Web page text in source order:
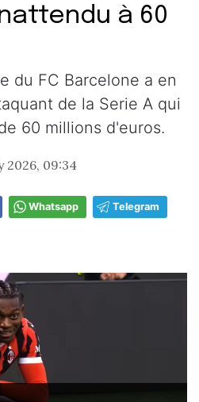
à 60
du FC Barcelone a en
de la Serie A qui
60 millions d'euros.
2026, 09:34
Whatsapp Telegram